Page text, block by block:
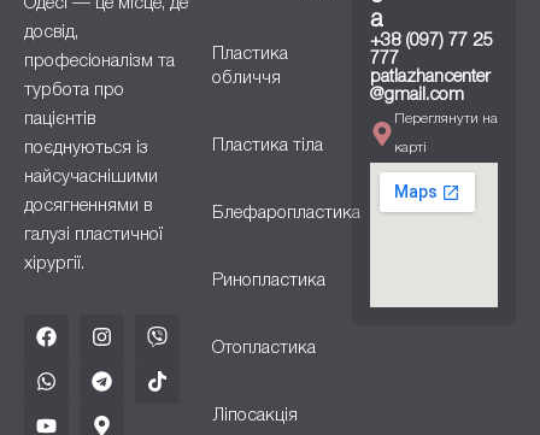
Одесі — це місце, де
досвід,
професіоналізм та
турбота про
пацієнтів
поєднуються із
найсучаснішими
досягненнями в
галузі пластичної
хірургії.
Пластика
обличчя
Пластика тіла
Блефаропластика
Ринопластика
Отопластика
Ліпосакція
а
+38 (097) 77 25
777
patlazhancenter
@gmail.com
Переглянути на
карті